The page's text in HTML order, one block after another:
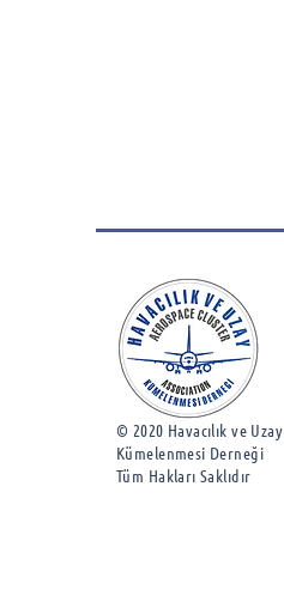
© 2020 Havacılık ve Uzay
Kümelenmesi Derneği
Tüm Hakları Saklıdır